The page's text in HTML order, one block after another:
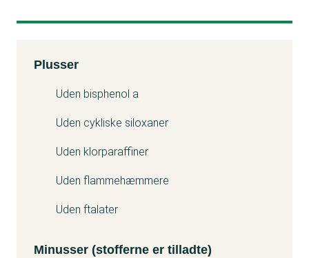
Kemitest
Plusser
Uden bisphenol a
Uden cykliske siloxaner
Uden klorparaffiner
Uden flammehæmmere
Uden ftalater
Minusser (stofferne er tilladte)